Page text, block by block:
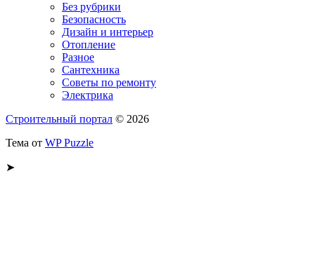
Без рубрики
Безопасность
Дизайн и интерьер
Отопление
Разное
Сантехника
Советы по ремонту
Электрика
Строительный портал © 2026
Тема от WP Puzzle
➤